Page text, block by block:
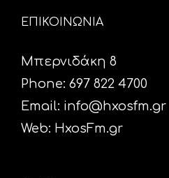
ΕΠΙΚΟΙΝΩΝΙΑ
Μπερνιδάκη 8
Phone: 697 822 4700
Email: info@hxosfm.gr
Web: HxosFm.gr